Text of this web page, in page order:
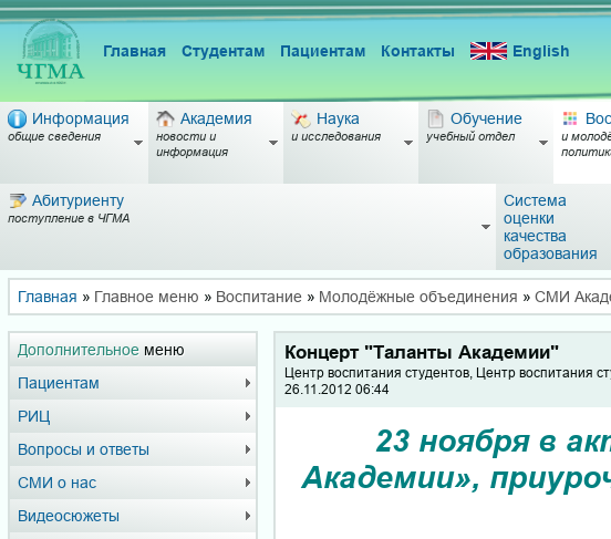
Главная Студентам Пациентам Контакты English
Информация
общие сведения
Академия
новости и
информация
Наука
и исследования
Обучение
учебный отдел
и
Абитуриенту
поступление в ЧГМА
Система
оценки
качества
образования
Главная » Главное меню » Воспитание » Молодёжные объединения » СМИ
Дополнительное меню
Пациентам
РИЦ
Вопросы и ответы
СМИ о нас
Видеосюжеты
Концерт "Таланты Академии"
Центр воспитания студентов, Центр воспитания
26.11.2012 06:44
23 ноября в
Академии»,